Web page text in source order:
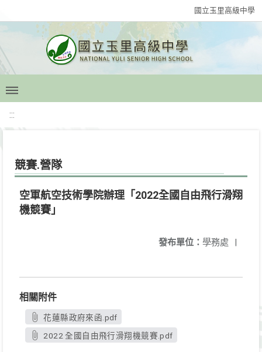
國立玉里高級中學
:::
競賽.營隊
空軍航空技術學院辦理「2022全國自由飛行滑翔
機競賽」
發布單位： 學務處 |
相關附件
花蓮縣政府來函.pdf
2022 全國自由飛行滑翔機競賽.pdf